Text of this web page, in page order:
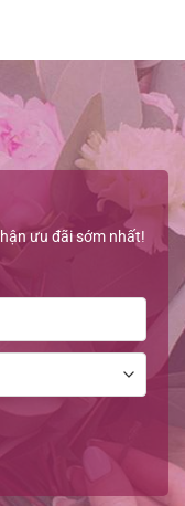
ưu đãi sớm nhất!